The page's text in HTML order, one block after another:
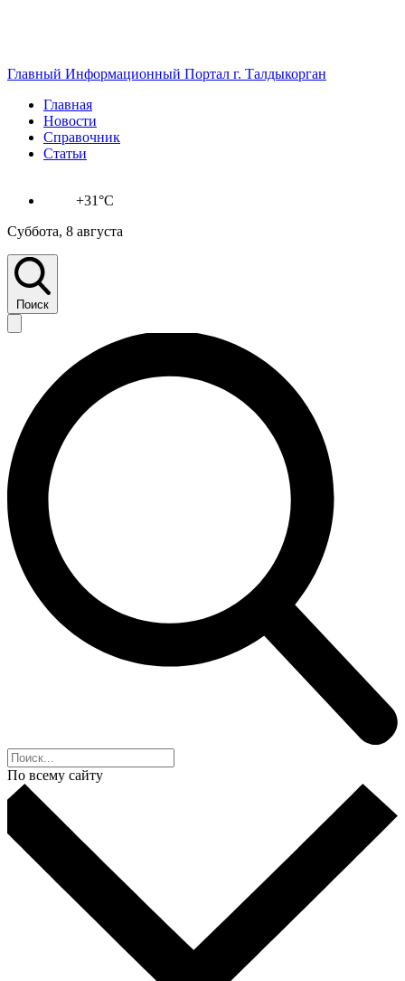
Главный Информационный Портал г. Талдыкорган
Главная
Новости
Справочник
Статьи
+31°C
Суббота, 8 августа
Поиск
По всему сайту